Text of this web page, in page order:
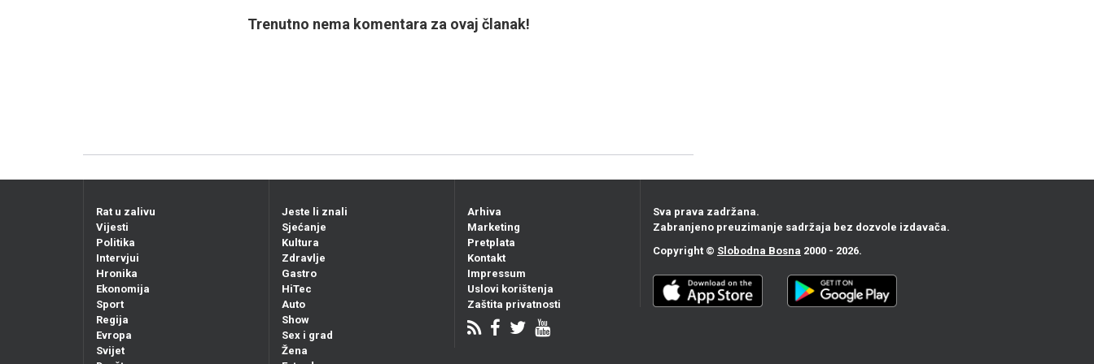
Trenutno nema komentara za ovaj članak!
Rat u zalivu
Vijesti
Politika
Intervjui
Hronika
Ekonomija
Sport
Regija
Evropa
Svijet
Jeste li znali
Sjećanje
Kultura
Zdravlje
Gastro
HiTec
Auto
Show
Sex i grad
Žena
Arhiva
Marketing
Pretplata
Kontakt
Impressum
Uslovi korištenja
Zaštita privatnosti
Sva prava zadržana.
Zabranjeno preuzimanje sadržaja bez dozvole izdavača.
Copyright © Slobodna Bosna 2000 - 2026.